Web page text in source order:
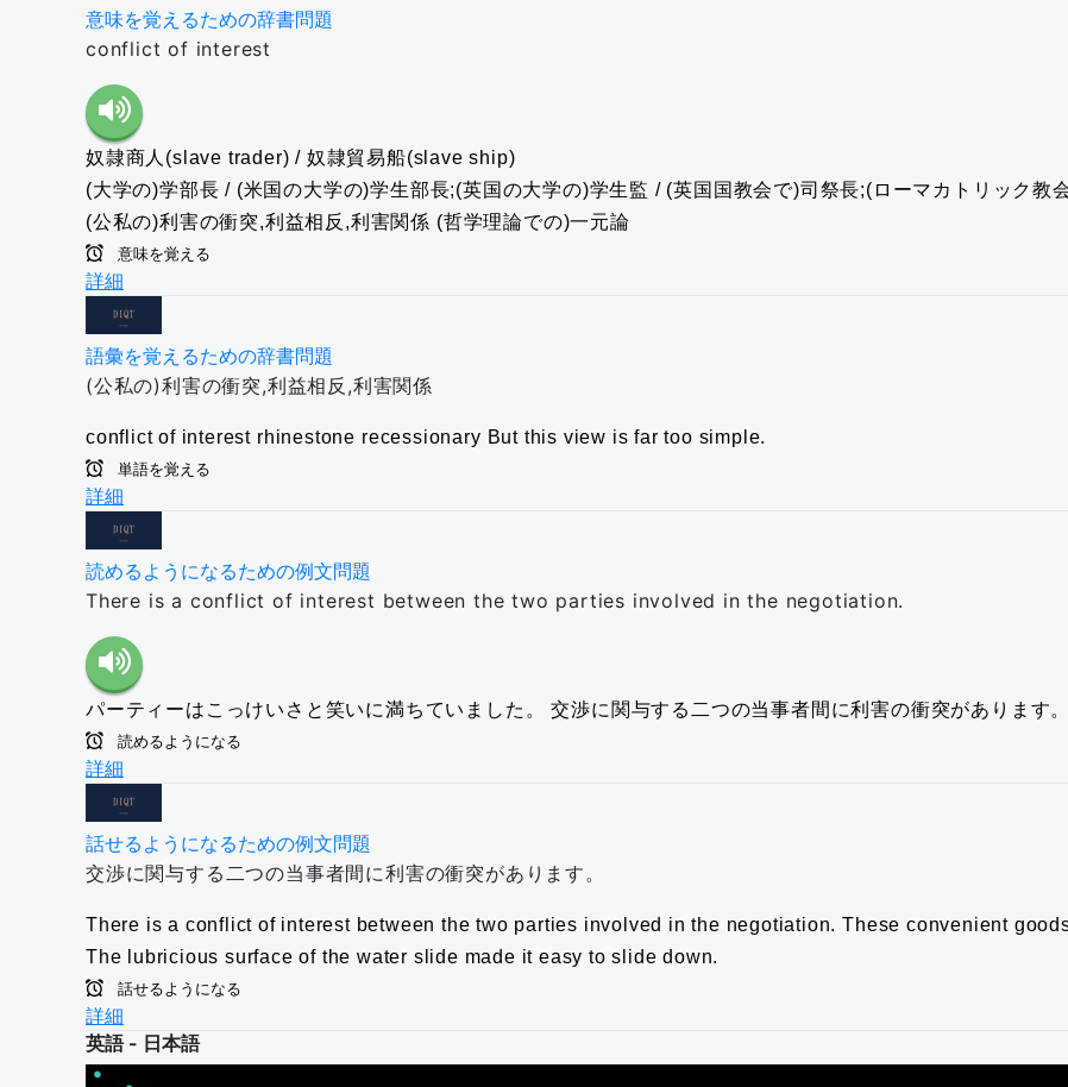
意味を覚えるための辞書問題
conflict of interest
奴隷商人(slave trader) / 奴隷貿易船(slave ship)
(大学の)学部長 / (米国の大学の)学生部長;(英国の大学の)学生監 / (英国国教会で)司祭長;(ローマカトリック教
(公私の)利害の衝突,利益相反,利害関係 (哲学理論での)一元論
意味を覚える
詳細
語彙を覚えるための辞書問題
(公私の)利害の衝突,利益相反,利害関係
conflict of interest rhinestone recessionary But this view is far too simple.
単語を覚える
詳細
読めるようになるための例文問題
There is a conflict of interest between the two parties involved in the negotiation.
パーティーはこっけいさと笑いに満ちていました。 交渉に関与する二つの当事者間に利害の衝突があります。
読めるようになる
詳細
話せるようになるための例文問題
交渉に関与する二つの当事者間に利害の衝突があります。
There is a conflict of interest between the two parties involved in the negotiation. These convenient
The lubricious surface of the water slide made it easy to slide down.
話せるようになる
詳細
英語 - 日本語